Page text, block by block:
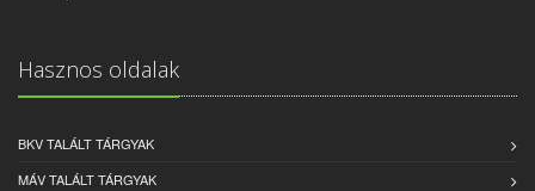
Hasznos oldalak
BKV TALÁLT TÁRGYAK
MÁV TALÁLT TÁRGYAK